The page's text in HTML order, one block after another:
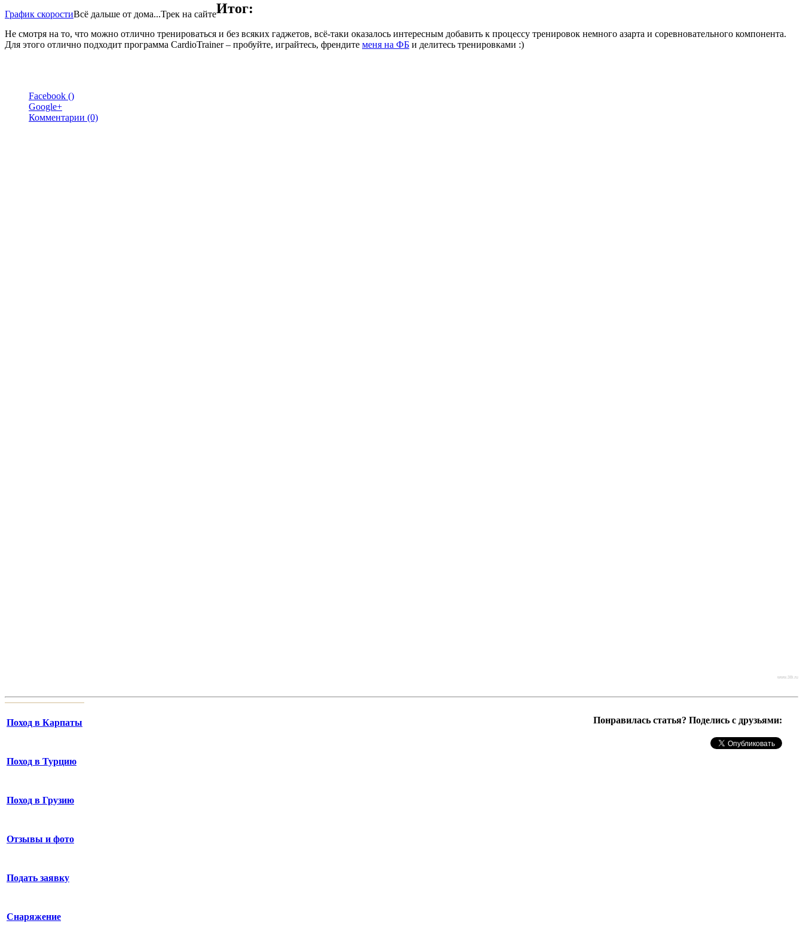
График скоростиВсё дальше от дома...Трек на сайтеИтог:
Не смотря на то, что можно отлично тренироваться и без всяких гаджетов, всё-таки оказалось интересным добавить к процессу тренировок немного азарта и соревновательного компонента.
Для этого отлично подходит программа CardioTrainer – пробуйте, играйтесь, френдите меня на ФБ и делитесь тренировками :)
Facebook ()
Google+
Комментарии (0)
www.38i.ru
Понравилась статья? Поделись с друзьями:
Поход в Карпаты
Поход в Турцию
Поход в Грузию
Отзывы и фото
Подать заявку
Снаряжение